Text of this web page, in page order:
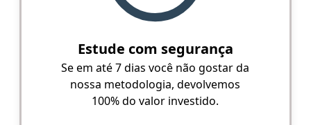
Estude com segurança
Se em até 7 dias você não gostar da
nossa metodologia, devolvemos
100% do valor investido.